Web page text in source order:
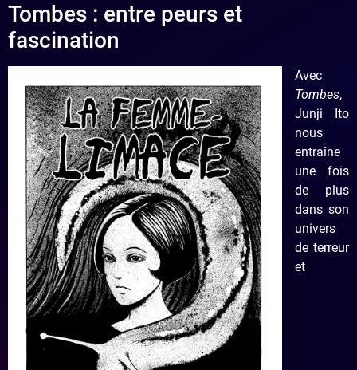
Tombes : entre peurs et
fascination
Avec
Tombes,
Junji Ito
nous
entraîne
une fois
de plus
dans son
univers
de terreur
et